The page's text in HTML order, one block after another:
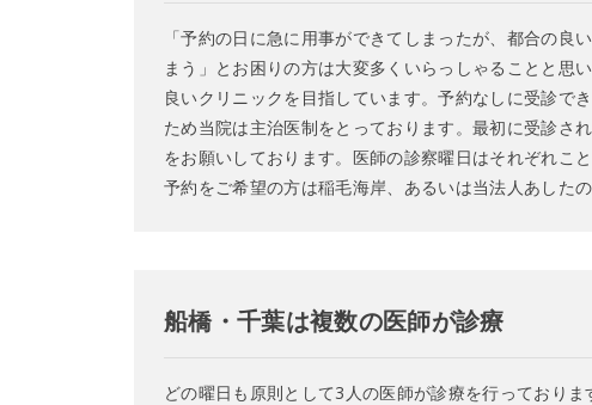
「予約の日に急に用事ができてしまったが、都合の
まう」とお困りの方は大変多くいらっしゃることと思
良いクリニックを目指しています。予約なしに受診で
ため当院は主治医制をとっております。最初に受診さ
をお願いしております。医師の診察曜日はそれぞれこ
予約をご希望の方は稲毛海岸、あるいは当法人あした
船橋・千葉は複数の医師が診療
どの曜日も原則として3人の医師が診療を行っており